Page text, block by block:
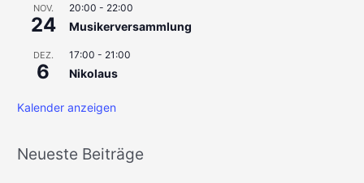
NOV.
24
20:00 - 22:00
Musikerversammlung
DEZ.
6
17:00 - 21:00
Nikolaus
Kalender anzeigen
Neueste Beiträge